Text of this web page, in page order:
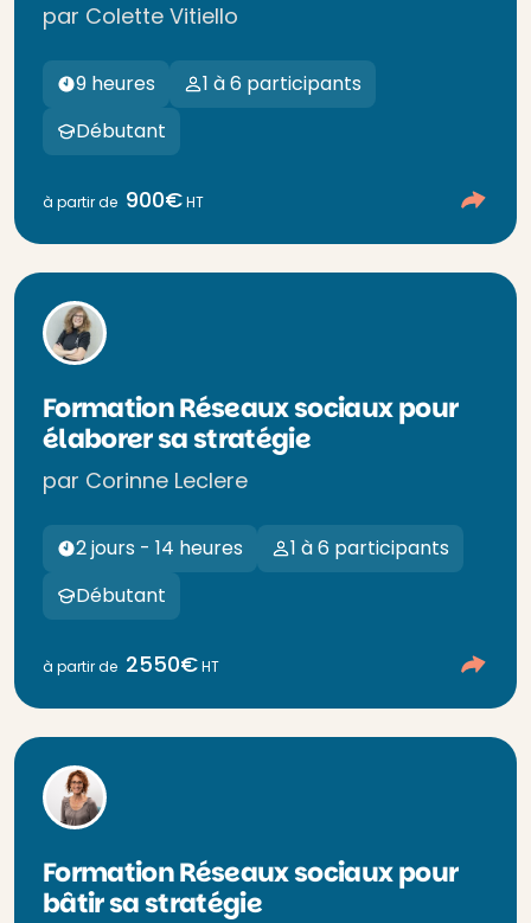
par Colette Vitiello
9 heures
1 à 6 participants
Débutant
à partir de 900€HT
Formation Réseaux sociaux pour
élaborer sa stratégie
par Corinne Leclere
2 jours - 14 heures
1 à 6 participants
Débutant
à partir de 2550€HT
Formation Réseaux sociaux pour
bâtir sa stratégie